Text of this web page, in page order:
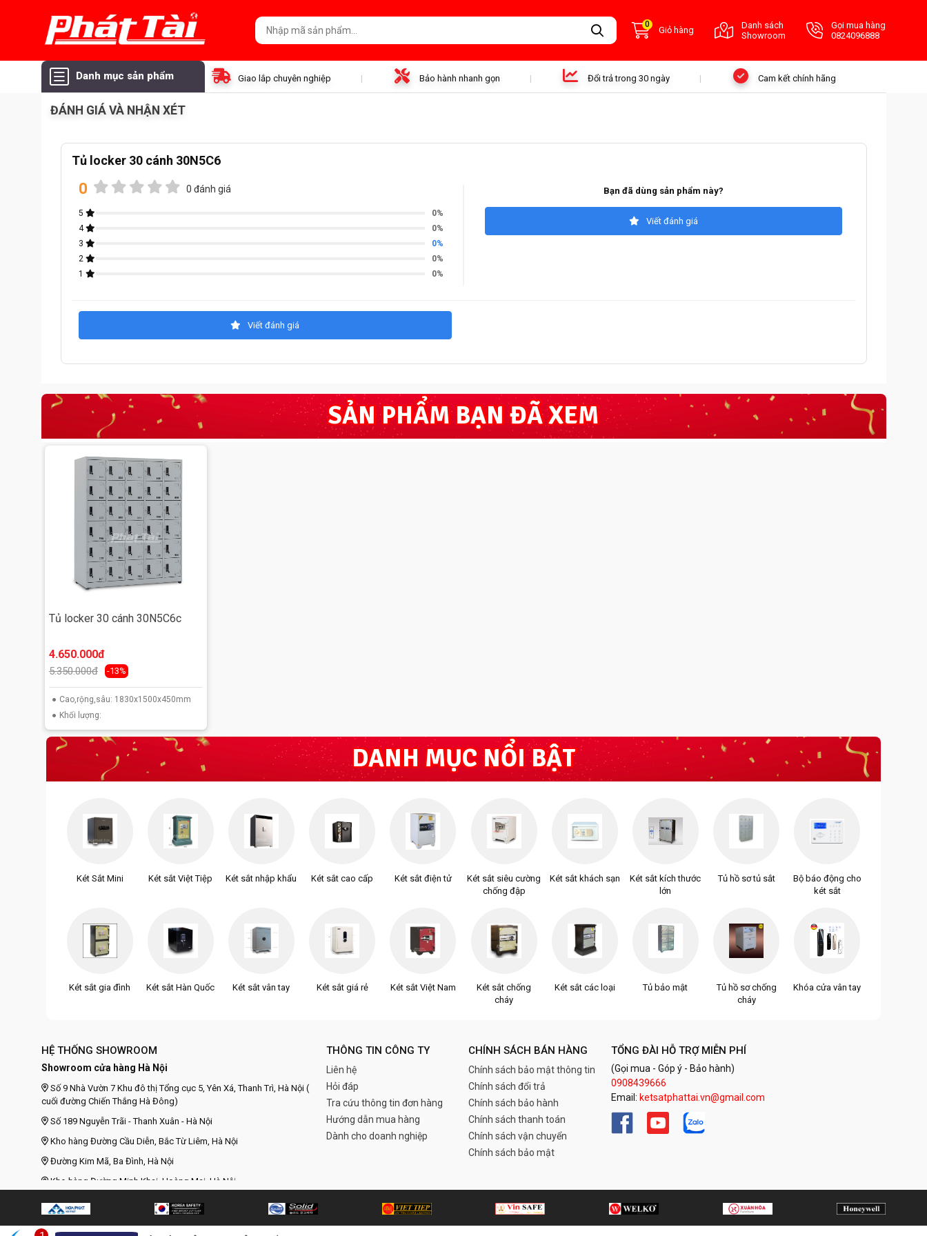
0
Giỏ hàng
Danh sách
Showroom
Gọi mua hàng
0824096888
Danh mục sản phẩm Giao lắp chuyên nghiệp Bảo hành nhanh gọn Đổi trả trong 30 ngày Cam kết chính hãng
ĐÁNH GIÁ VÀ NHẬN XÉT
Tủ locker 30 cánh 30N5C6
0 0 đánh giá
5
0%
4
0%
3
0%
2
0%
1
0%
Bạn đã dùng sản phẩm này?
Viết đánh giá
Viết đánh giá
SẢN PHẨM BẠN ĐÃ XEM
Tủ locker 30 cánh 30N5C6c
4.650.000đ
5.350.000đ -13%
Cao,rộng,sâu: 1830x1500x450mm
Khối lượng:
DANH MỤC NỔI BẬT
Két Sắt Mini
Két sắt gia đình
Két sắt Việt Tiệp
Két sắt Hàn Quốc
Két sắt nhập khẩu
Két sắt vân tay
Két sắt cao cấp
Két sắt giá rẻ
Két sắt điện tử
Két sắt Việt Nam
Két sắt siêu cường
chống đập
Két sắt chống
cháy
Két sắt khách sạn
Két sắt các loại
Két sắt kích thước
lớn
Tủ bảo mật
Tủ hồ sơ tủ sắt
Tủ hồ sơ chống
cháy
Bộ báo động cho
két sắt
Khóa cửa vân tay
HỆ THỐNG SHOWROOM
Showroom cửa hàng Hà Nội
Số 9 Nhà Vườn 7 Khu đô thị Tổng cục 5, Yên Xá, Thanh Trì, Hà Nội (
cuối đường Chiến Thắng Hà Đông)
Số 189 Nguyễn Trãi - Thanh Xuân - Hà Nội
Kho hàng Đường Cầu Diễn, Bắc Từ Liêm, Hà Nội
Đường Kim Mã, Ba Đình, Hà Nội
Kho hàng Đường Minh Khai, Hoàng Mai, Hà Nội
Kho hàng Đường Ngô Gia Tự, Long Biên, Hà Nội
THÔNG TIN CÔNG TY
Liên hệ
Hỏi đáp
Tra cứu thông tin đơn hàng
Hướng dẫn mua hàng
Dành cho doanh nghiệp
CHÍNH SÁCH BÁN HÀNG
Chính sách bảo mật thông tin
Chính sách đổi trả
Chính sách bảo hành
Chính sách thanh toán
Chính sách vận chuyển
Chính sách bảo mật
TỔNG ĐÀI HỖ TRỢ MIỄN PHÍ
(Gọi mua - Góp ý - Bảo hành)
0908439666
Email: ketsatphattai.vn@gmail.com